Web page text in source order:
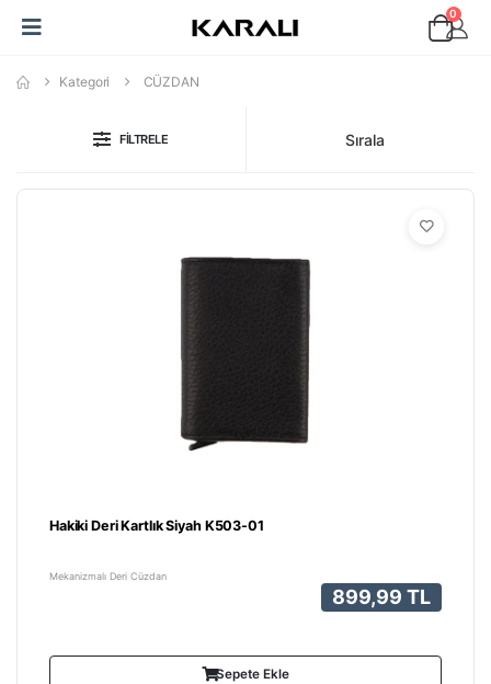
0
Kategori CÜZDAN
FILTRELE Sırala
Hakiki Deri Kartlık Siyah K503-01
Mekanizmalı Deri Cüzdan
899,99 TL
Sepete Ekle